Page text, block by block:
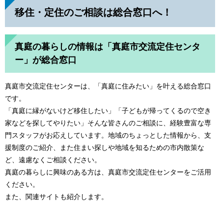
移住・定住のご相談は総合窓口へ！
真庭の暮らしの情報は「真庭市交流定住センタ
ー」が総合窓口
真庭市交流定住センターは、「真庭に住みたい」を叶える総合窓口
です。
「真庭に縁がないけど移住したい」「子どもが帰ってくるので空き
家などを探してやりたい」そんな皆さんのご相談に、経験豊富な専
門スタッフがお応えしています。地域のちょっとした情報から、支
援制度のご紹介、また住まい探しや地域を知るための市内散策な
ど、遠慮なくご相談ください。
真庭の暮らしに興味のある方は、真庭市交流定住センターをご活用
ください。
また、関連サイトも紹介します。